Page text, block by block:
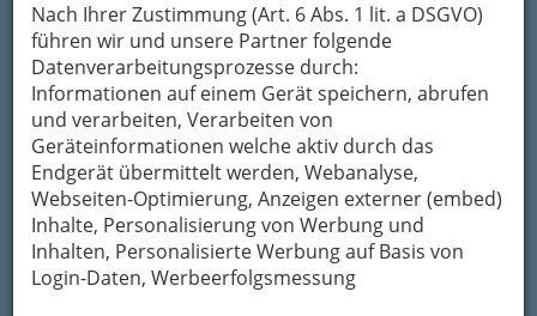
Nach Ihrer Zustimmung (Art. 6 Abs. 1 lit. a DSGVO)
führen wir und unsere Partner folgende
Datenverarbeitungsprozesse durch:
Informationen auf einem Gerät speichern, abrufen
und verarbeiten, Verarbeiten von
Geräteinformationen welche aktiv durch das
Endgerät übermittelt werden, Webanalyse,
Webseiten-Optimierung, Anzeigen externer (embed)
Inhalte, Personalisierung von Werbung und
Inhalten, Personalisierte Werbung auf Basis von
Login-Daten, Werbeerfolgsmessung
Beisln, Bars, Pubs & Wein